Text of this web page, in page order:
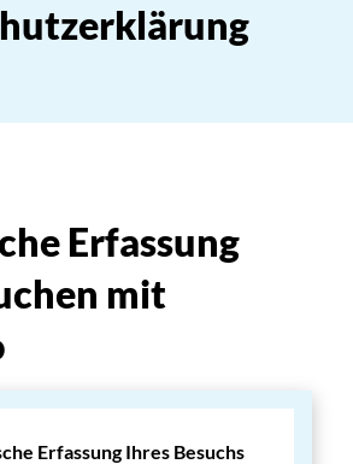
Erfassung
mit
Erfassung Ihres Besuchs